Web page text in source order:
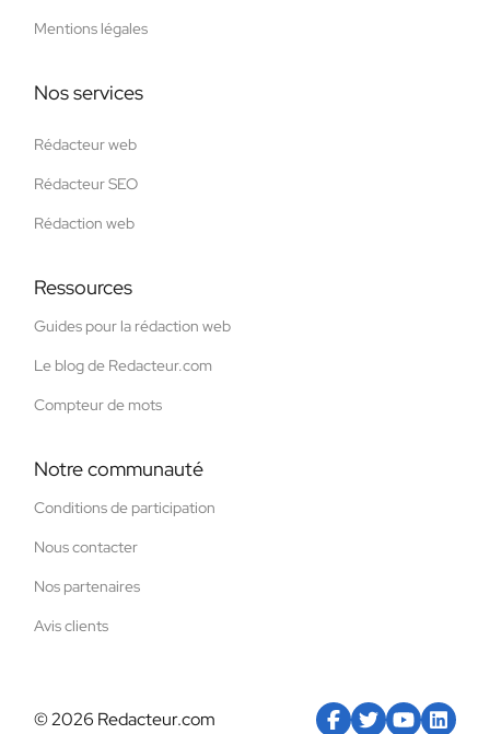
Mentions légales
Nos services
Rédacteur web
Rédacteur SEO
Rédaction web
Ressources
Guides pour la rédaction web
Le blog de Redacteur.com
Compteur de mots
Notre communauté
Conditions de participation
Nous contacter
Nos partenaires
Avis clients
© 2026 Redacteur.com